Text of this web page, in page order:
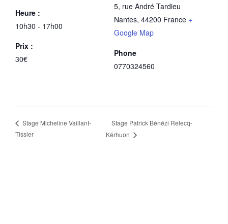
Heure :
10h30 - 17h00
Prix :
30€
5, rue André Tardieu
Nantes, 44200 France +
Google Map
Phone
0770324560
Stage Micheline Vaillant-
Tissier
Stage Patrick Bénézi Relecq-
Kérhuon